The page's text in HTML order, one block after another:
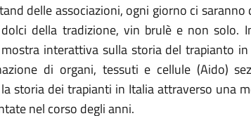
delle associazioni, ogni giorno ci
dolci della tradizione, vin brulè e non
interattiva sulla storia del trapianto in
di organi, tessuti e cellule (Aido)
storia dei trapianti in Italia attraverso una
nel corso degli anni.